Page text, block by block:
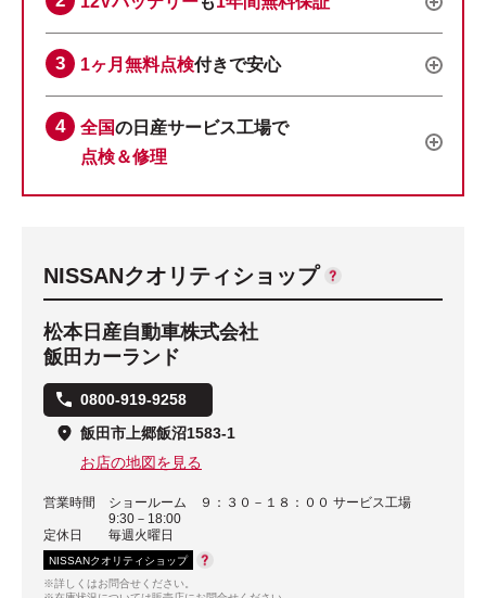
1ヶ月無料点検付きで安心
全国の日産サービス工場で
点検＆修理
NISSANクオリティショップ
松本日産自動車株式会社
飯田カーランド
0800-919-9258
飯田市上郷飯沼1583-1
お店の地図を見る
営業時間
ショールーム ９：３０－１８：００ サービス工場
9:30－18:00
定休日
毎週火曜日
NISSANクオリティショップ
※詳しくはお問合せください。